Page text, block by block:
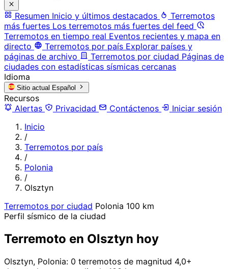
Resumen Inicio y últimos destacados
Terremotos
más fuertes Los terremotos más fuertes del feed
Terremotos en tiempo real Eventos recientes y mapa en
directo
Terremotos por país Explorar países y
páginas de archivo
Terremotos por ciudad Páginas de
ciudades con estadísticas sísmicas cercanas
Idioma
Sitio actual Español
Recursos
Alertas
Privacidad Contáctenos
Iniciar sesión
Inicio
/
Terremotos por país
/
Polonia
/
Olsztyn
Terremotos por ciudad Polonia 100 km
Perfil sísmico de la ciudad
Terremoto en Olsztyn hoy
Olsztyn, Polonia: 0 terremotos de magnitud 4,0+